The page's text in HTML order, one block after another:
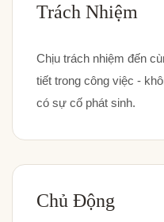
Trách Nhiệm
Chịu trách nhiệm đến
tiết trong công việc -
có sự cố phát sinh.
Chủ Động